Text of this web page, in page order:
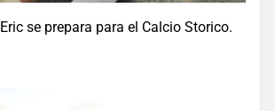
Eric se prepara para el Calcio Storico.